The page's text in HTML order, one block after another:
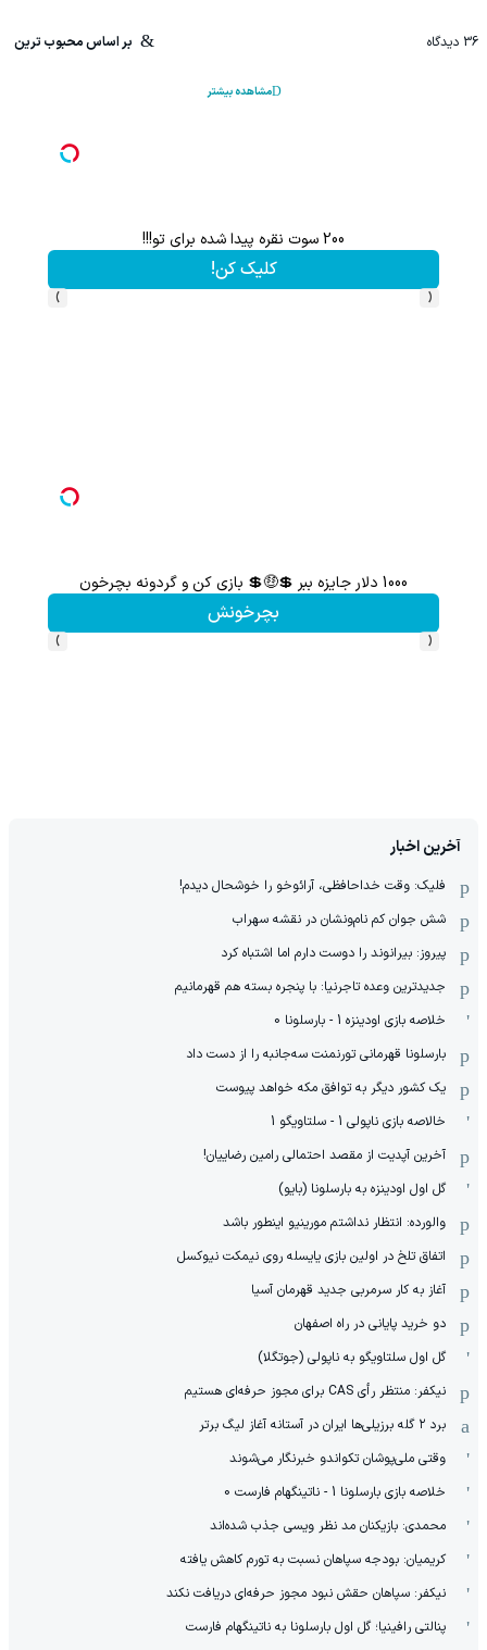
36 دیدگاه بر اساس محبوب ترین
مشاهده بیشتر
200 سوت نقره پیدا شده برای تو!!!
کلیک کن!
‹
›
1000 دلار جایزه ببر 💲🤑💲 بازی کن و گردونه بچرخون
بچرخونش
‹
›
آخرین اخبار
فلیک: وقت خداحافظی، آرائوخو را خوشحال دیدم!
شش جوان کم نام‌و‌نشان در نقشه سهراب
پیروز: بیرانوند را دوست دارم اما اشتباه کرد
جدیدترین وعده تاجرنیا: با پنجره بسته هم قهرمانیم
خلاصه بازی اودینزه 1 - بارسلونا 0
بارسلونا قهرمانی تورنمنت سه‌جانبه را از دست داد
یک کشور دیگر به توافق مکه خواهد پیوست
خالاصه بازی ناپولی 1 - سلتاویگو 1
آخرین آپدیت از مقصد احتمالی رامین رضاییان!
گل اول اودینزه به بارسلونا (بایو)
والورده: انتظار نداشتم مورینیو اینطور باشد
اتفاق تلخ در اولین بازی یایسله روی نیمکت نیوکسل
آغاز به کار سرمربی جدید قهرمان آسیا
دو خرید پایانی در راه اصفهان
گل اول سلتاویگو به ناپولی (جوتگلا)
نیکفر: منتظر رأی CAS برای مجوز حرفه‌ای هستیم
برد ۲ گله برزیلی‌ها ایران در آستانه آغاز لیگ برتر
وقتی ملی‌پوشان تکواندو خبرنگار می‌شوند
خلاصه بازی بارسلونا 1 - ناتینگهام فارست 0
محمدی: بازیکنان مد نظر ویسی جذب شده‌اند
کریمیان: بودجه سپاهان نسبت به تورم کاهش یافته
نیکفر: سپاهان حقش نبود مجوز حرفه‌ای دریافت نکند
پنالتی رافینیا؛ گل اول بارسلونا به ناتینگهام فارست